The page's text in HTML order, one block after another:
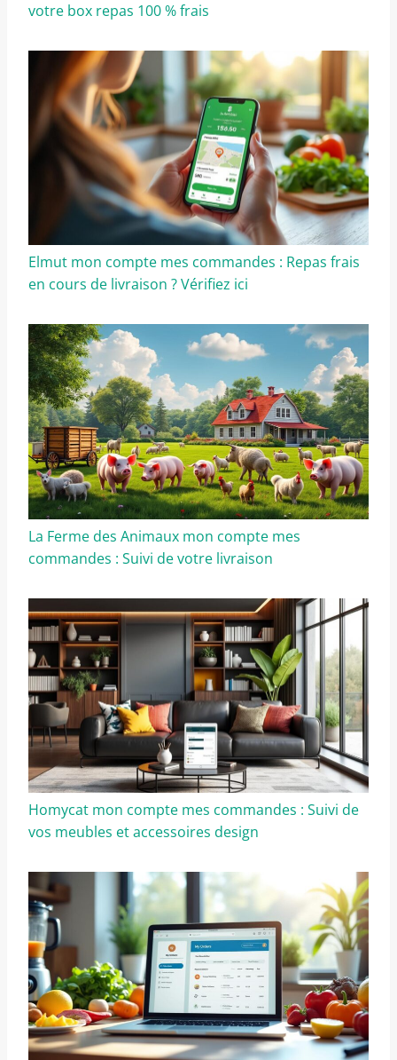
votre box repas 100 % frais
Elmut mon compte mes commandes : Repas frais
en cours de livraison ? Vérifiez ici
La Ferme des Animaux mon compte mes
commandes : Suivi de votre livraison
Homycat mon compte mes commandes : Suivi de
vos meubles et accessoires design